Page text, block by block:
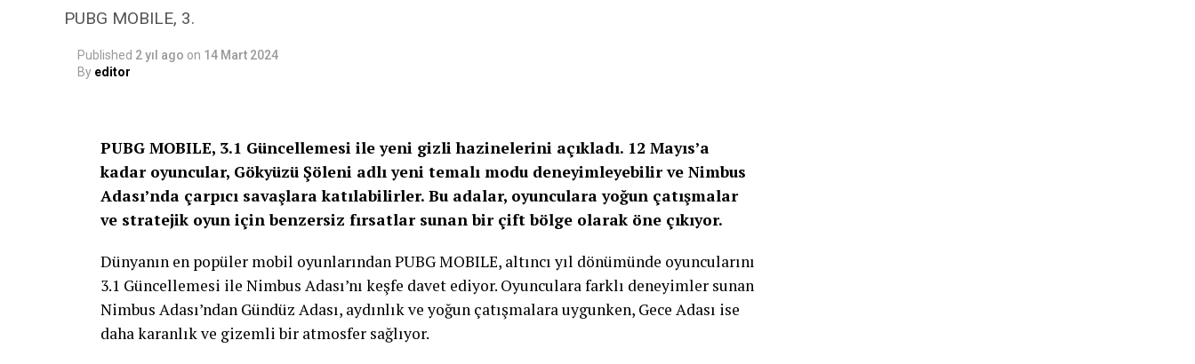
PUBG MOBILE, 3.
Published 2 yıl ago on 14 Mart 2024
By editor
PUBG MOBILE, 3.1 Güncellemesi ile yeni gizli hazinelerini açıkladı. 12 Mayıs’a
kadar oyuncular, Gökyüzü Şöleni adlı yeni temalı modu deneyimleyebilir ve Nimbus
Adası’nda çarpıcı savaşlara katılabilirler. Bu adalar, oyunculara yoğun çatışmalar
ve stratejik oyun için benzersiz fırsatlar sunan bir çift bölge olarak öne çıkıyor.
Dünyanın en popüler mobil oyunlarından PUBG MOBILE, altıncı yıl dönümünde oyuncularını
3.1 Güncellemesi ile Nimbus Adası’nı keşfe davet ediyor. Oyunculara farklı deneyimler sunan
Nimbus Adası’ndan Gündüz Adası, aydınlık ve yoğun çatışmalara uygunken, Gece Adası ise
daha karanlık ve gizemli bir atmosfer sağlıyor.